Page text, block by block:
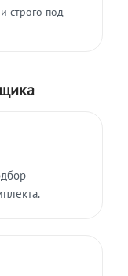
строго под